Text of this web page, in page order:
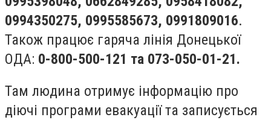
0994350275, 0995585673, 0991809016.
Також працює гаряча лінія Донецької
ОДА: 0-800-500-121 та 073-050-01-21.
Там людина отримує інформацію про
діючі програми евакуації та записується